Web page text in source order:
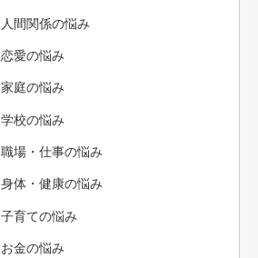
人間関係の悩み
恋愛の悩み
家庭の悩み
学校の悩み
職場・仕事の悩み
身体・健康の悩み
子育ての悩み
お金の悩み